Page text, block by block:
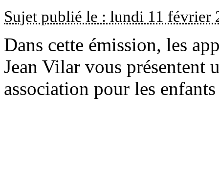
Sujet publié le : lundi 11 février
Dans cette émission, les
Jean Vilar vous présentent
association pour les